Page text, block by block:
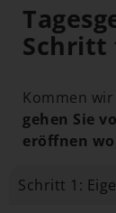
Schritt
Kommen
gehen Sie
eröffnen
Schritt 1: